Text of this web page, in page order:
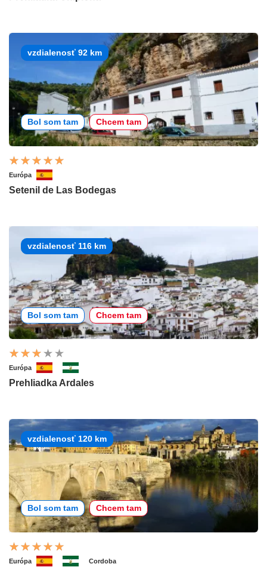
vzdialenosť 92 km
Bol som tam Chcem tam
Európa
Setenil de Las Bodegas
vzdialenosť 116 km
Bol som tam Chcem tam
Európa
Prehliadka Ardales
vzdialenosť 120 km
Bol som tam Chcem tam
Európa Cordoba